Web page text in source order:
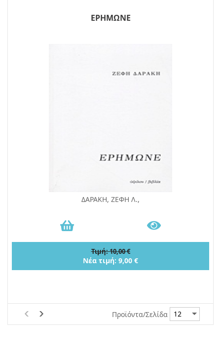
ΕΡΗΜΩΝΕ
ΔΑΡΑΚΗ, ΖΕΦΗ Λ.,
Τιμή: 10,00 €
Νέα τιμή: 9,00 €
Προϊόντα/Σελίδα